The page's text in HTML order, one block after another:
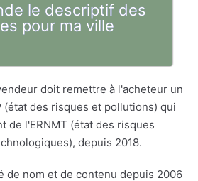
le descriptif des
pour ma ville
doit remettre à l'acheteur un
(état des risques et pollutions) qui
de l'ERNMT (état des risques
depuis 2018.
de nom et de contenu depuis 2006